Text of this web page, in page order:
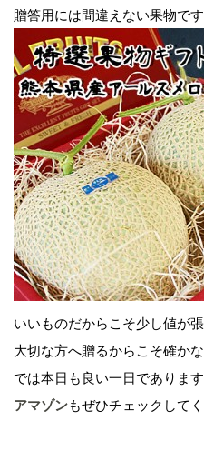
贈答用には間違えない果物です
いいものだからこそ少し値が張
大切な方へ贈るからこそ確か
では本日も良い一日でありま
アマゾンもぜひチェックして